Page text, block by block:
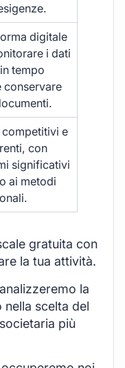
digitale
i dati
tempo
conservare
competitivi e
con
significativi
ai metodi
gratuita con
la tua attività.
la
scelta del
più